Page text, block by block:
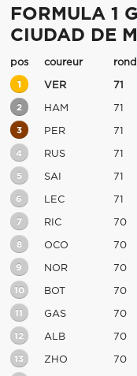
FORMULA 1
CIUDAD DE
pos coureur
1 VER 71
2 HAM 71
3 PER 71
4 RUS 71
5 SAI 71
6 LEC 71
7 RIC 70
8 OCO 70
9 NOR 70
10 BOT 70
11 GAS 70
12 ALB 70
13 ZHO 70